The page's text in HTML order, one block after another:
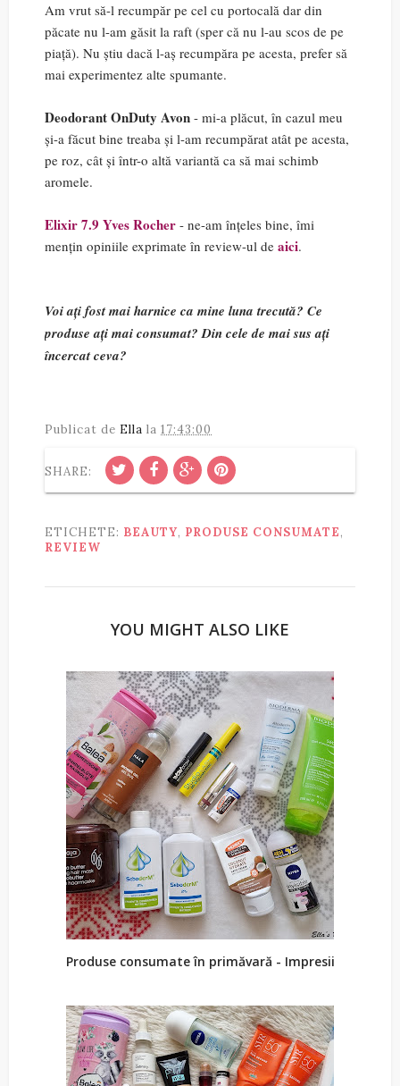
Am vrut să-l recumpăr pe cel cu portocală dar din
păcate nu l-am găsit la raft (sper că nu l-au scos de pe
piață). Nu știu dacă l-aș recumpăra pe acesta, prefer să
mai experimentez alte spumante.
Deodorant OnDuty Avon - mi-a plăcut, în cazul meu
și-a făcut bine treaba și l-am recumpărat atât pe acesta,
pe roz, cât și într-o altă variantă ca să mai schimb
aromele.
Elixir 7.9 Yves Rocher - ne-am înțeles bine, îmi
mențin opiniile exprimate în review-ul de aici.
Voi ați fost mai harnice ca mine luna trecută? Ce
produse ați mai consumat? Din cele de mai sus ați
încercat ceva?
Publicat de Ella la 17:43:00
SHARE:
ETICHETE: BEAUTY, PRODUSE CONSUMATE,
REVIEW
YOU MIGHT ALSO LIKE
Produse consumate în primăvară - Impresii